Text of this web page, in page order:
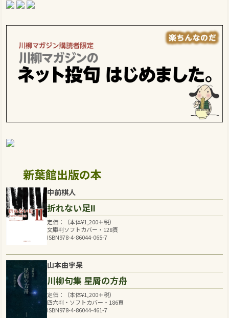
新葉館出版の本
中前棋人
折れない足Ⅱ
定価：（本体¥1,200＋税）
文庫判ソフトカバー・128頁
ISBN978-4-86044-065-7
山本由宇呆
川柳句集 星屑の方舟
定価：（本体¥1,200＋税）
四六判・ソフトカバー・186頁
ISBN978-4-86044-461-7